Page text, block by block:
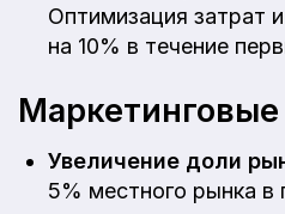
Оптимизация затрат
на 10% в течение
Увеличение доли
5% местного рынка в